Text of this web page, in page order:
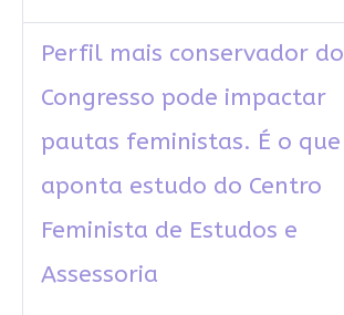
Perfil mais conservador do
Congresso pode impactar
pautas feministas. É o que
aponta estudo do Centro
Feminista de Estudos e
Assessoria